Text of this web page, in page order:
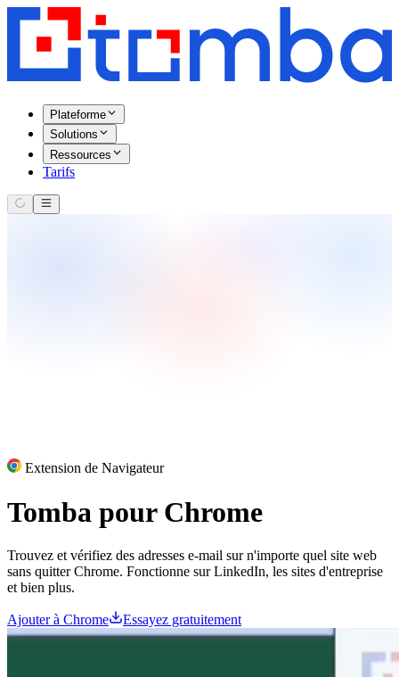
Plateforme
Solutions
Ressources
Tarifs
Extension de Navigateur
Tomba pour Chrome
Trouvez et vérifiez des adresses e-mail sur n'importe quel site web
sans quitter Chrome. Fonctionne sur LinkedIn, les sites d'entreprise
et bien plus.
Ajouter à Chrome Essayez gratuitement